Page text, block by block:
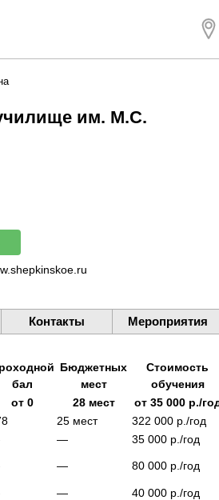
им. М.С.
Контакты Мероприятия
бал
Бюджетных
мест
Стоимость
обучения
от0 28 мест от35 000 р./
25 мест 322 000 р./год
— 35 000 р./год
— 80 000 р./год
— 40 000 р./год